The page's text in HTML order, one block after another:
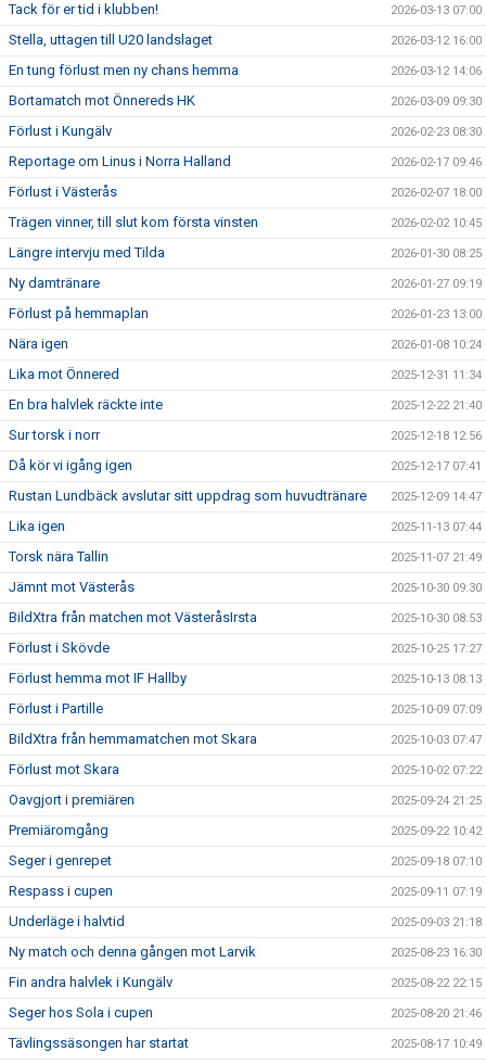
Tack för er tid i klubben! 2026-03-13 07:00
Stella, uttagen till U20 landslaget 2026-03-12 16:00
En tung förlust men ny chans hemma 2026-03-12 14:06
Bortamatch mot Önnereds HK 2026-03-09 09:30
Förlust i Kungälv 2026-02-23 08:30
Reportage om Linus i Norra Halland 2026-02-17 09:46
Förlust i Västerås 2026-02-07 18:00
Trägen vinner, till slut kom första vinsten 2026-02-02 10:45
Längre intervju med Tilda 2026-01-30 08:25
Ny damtränare 2026-01-27 09:19
Förlust på hemmaplan 2026-01-23 13:00
Nära igen 2026-01-08 10:24
Lika mot Önnered 2025-12-31 11:34
En bra halvlek räckte inte 2025-12-22 21:40
Sur torsk i norr 2025-12-18 12:56
Då kör vi igång igen 2025-12-17 07:41
Rustan Lundbäck avslutar sitt uppdrag som huvudtränare 2025-12-09 14:47
Lika igen 2025-11-13 07:44
Torsk nära Tallin 2025-11-07 21:49
Jämnt mot Västerås 2025-10-30 09:30
BildXtra från matchen mot VästeråsIrsta 2025-10-30 08:53
Förlust i Skövde 2025-10-25 17:27
Förlust hemma mot IF Hallby 2025-10-13 08:13
Förlust i Partille 2025-10-09 07:09
BildXtra från hemmamatchen mot Skara 2025-10-03 07:47
Förlust mot Skara 2025-10-02 07:22
Oavgjort i premiären 2025-09-24 21:25
Premiäromgång 2025-09-22 10:42
Seger i genrepet 2025-09-18 07:10
Respass i cupen 2025-09-11 07:19
Underläge i halvtid 2025-09-03 21:18
Ny match och denna gången mot Larvik 2025-08-23 16:30
Fin andra halvlek i Kungälv 2025-08-22 22:15
Seger hos Sola i cupen 2025-08-20 21:46
Tävlingssäsongen har startat 2025-08-17 10:49